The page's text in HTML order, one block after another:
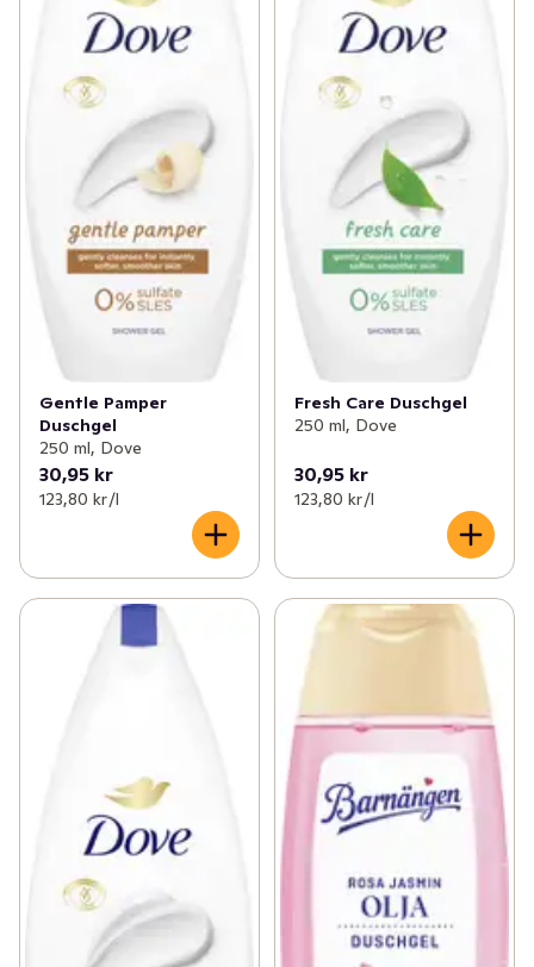
Gentle Pamper
Duschgel
250 ml, Dove
30,95 kr
123,80 kr /l
Fresh Care Duschgel
250 ml, Dove
30,95 kr
123,80 kr /l